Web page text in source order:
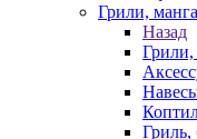
Грили,
Назад
Грили,
Гриль,